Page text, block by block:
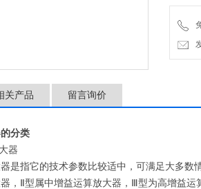
关产品 留言询价
分类
器
是指它的技术参数比较适中，可满足大多数
，Ⅱ型属中增益运算放大器，Ⅲ型为高增益运